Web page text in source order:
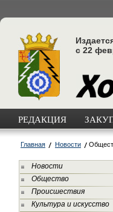
с 22
РЕДАКЦИЯ
Главная Новости
Новости
Общество
Происшествия
Культура и искусство